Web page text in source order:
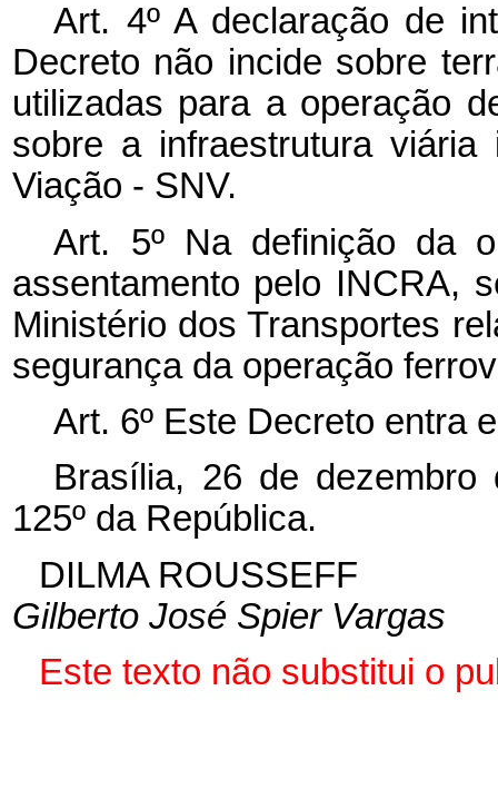
Art. 4º A declaração de
Decreto não incide sobre
utilizadas para a operação
sobre a infraestrutura
Viação - SNV.
Art. 5º Na definição da
assentamento pelo INCRA,
Ministério dos Transportes
segurança da operação
Art. 6º Este Decreto entra
Brasília, 26 de dezembro
125º da República.
DILMA ROUSSEFF
Gilberto José Spier Vargas
Este texto não substitui o